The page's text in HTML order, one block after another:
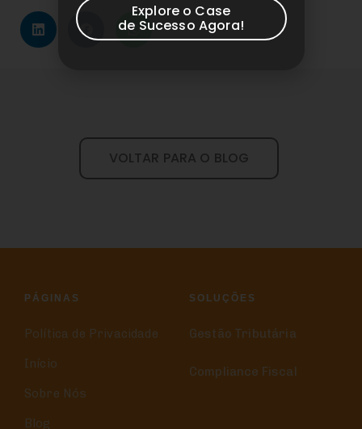
VOLTAR PARA O BLOG
PÁGINAS
Política de Privacidade
Início
Sobre Nós
Blog
SOLUÇÕES
Gestão Tributária
Compliance Fiscal
Explore o Case
de Sucesso Agora!